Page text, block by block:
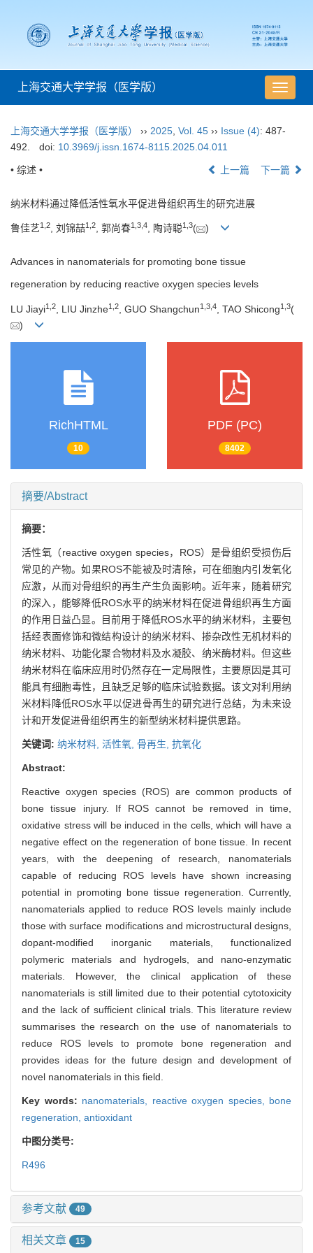
导
航
上海交通大学学报（医学版）
上海交通大学学报（医学版） ›› 2025 Vol. 45 ›› Issue (4): 487-
492.
doi: 10.3969/j.issn.1674-8115.2025.04.011
• 综述 • 上一篇 下一篇
纳米材料通过降低活性氧水平促进骨组织再生的研究进展
鲁佳艺1 2, 刘锦喆1 2, 郭尚春1 3 4, 陶诗聪1 3( )
Advances in nanomaterials for promoting bone tissue
regeneration by reducing reactive oxygen species levels
LU Jiayi1 2 , LIU Jinzhe1 2 , GUO Shangchun1 3 4 , TAO Shicong1 3(
)
RichHTML
10
PDF (PC)
8402
摘要/Abstract
摘要：
活性氧（reactive oxygen species，ROS）是骨组织受损伤后
常见的产物。如果ROS不能被及时清除，可在细胞内引发氧化
应激，从而对骨组织的再生产生负面影响。近年来，随着研究
的深入，能够降低ROS水平的纳米材料在促进骨组织再生方面
的作用日益凸显。目前用于降低ROS水平的纳米材料，主要包
括经表面修饰和微结构设计的纳米材料、掺杂改性无机材料的
纳米材料、功能化聚合物材料及水凝胶、纳米酶材料。但这些
纳米材料在临床应用时仍然存在一定局限性，主要原因是其可
能具有细胞毒性，且缺乏足够的临床试验数据。该文对利用纳
米材料降低ROS水平以促进骨再生的研究进行总结，为未来设
计和开发促进骨组织再生的新型纳米材料提供思路。
关键词: 纳米材料, 活性氧, 骨再生, 抗氧化
Abstract:
Reactive oxygen species (ROS) are common products of
bone tissue injury. If ROS cannot be removed in time,
oxidative stress will be induced in the cells, which will have a
negative effect on the regeneration of bone tissue. In recent
years, with the deepening of research, nanomaterials
capable of reducing ROS levels have shown increasing
potential in promoting bone tissue regeneration. Currently,
nanomaterials applied to reduce ROS levels mainly include
those with surface modifications and microstructural designs,
dopant-modified inorganic materials, functionalized
polymeric materials and hydrogels, and nano-enzymatic
materials. However, the clinical application of these
nanomaterials is still limited due to their potential cytotoxicity
and the lack of sufficient clinical trials. This literature review
summarises the research on the use of nanomaterials to
reduce ROS levels to promote bone regeneration and
provides ideas for the future design and development of
novel nanomaterials in this field.
Key words: nanomaterials, reactive oxygen species, bone
regeneration, antioxidant
中图分类号:
R496
参考文献 49
相关文章 15